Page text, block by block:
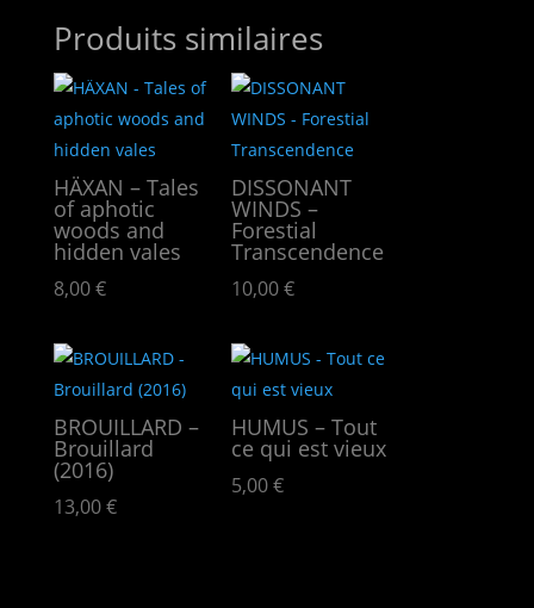
Produits similaires
HÄXAN – Tales
of aphotic
woods and
hidden vales
8,00€
DISSONANT
WINDS –
Forestial
Transcendence
10,00€
BROUILLARD –
Brouillard
(2016)
13,00€
HUMUS – Tout
ce qui est vieux
5,00€